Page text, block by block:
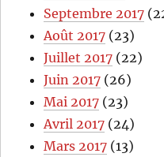
Septembre 2017
Août 2017 (23)
Juillet 2017 (22)
Juin 2017 (26)
Mai 2017 (23)
Avril 2017 (24)
Mars 2017 (13)